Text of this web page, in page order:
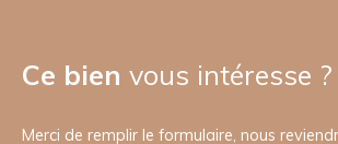
Ce bien vous intéresse ?
Merci de remplir le formulaire, nous